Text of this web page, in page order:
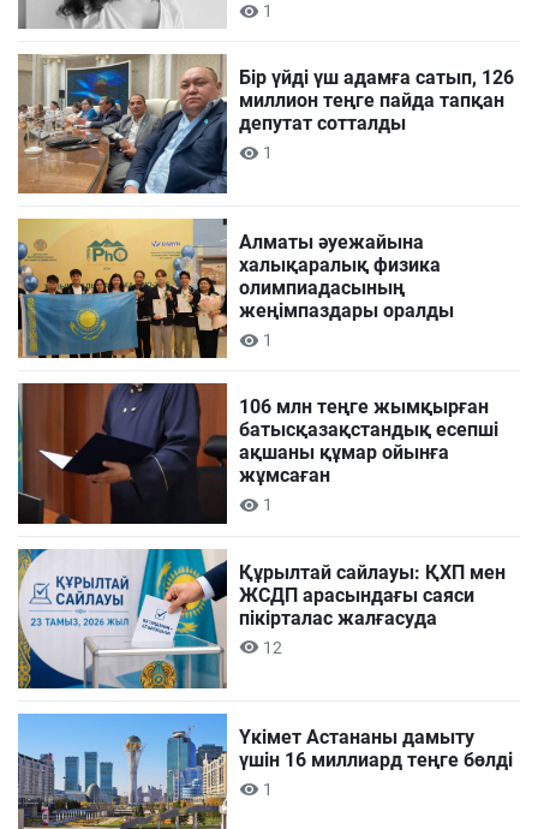
1
Бір үйді үш адамға сатып, 126
миллион теңге пайда тапқан
депутат сотталды
1
Алматы әуежайына
халықаралық физика
олимпиадасының
жеңімпаздары оралды
1
106 млн теңге жымқырған
батысқазақстандық есепші
ақшаны құмар ойынға
жұмсаған
1
Құрылтай сайлауы: ҚХП мен
ЖСДП арасындағы саяси
пікірталас жалғасуда
12
Үкімет Астананы дамыту
үшін 16 миллиард теңге бөлді
1